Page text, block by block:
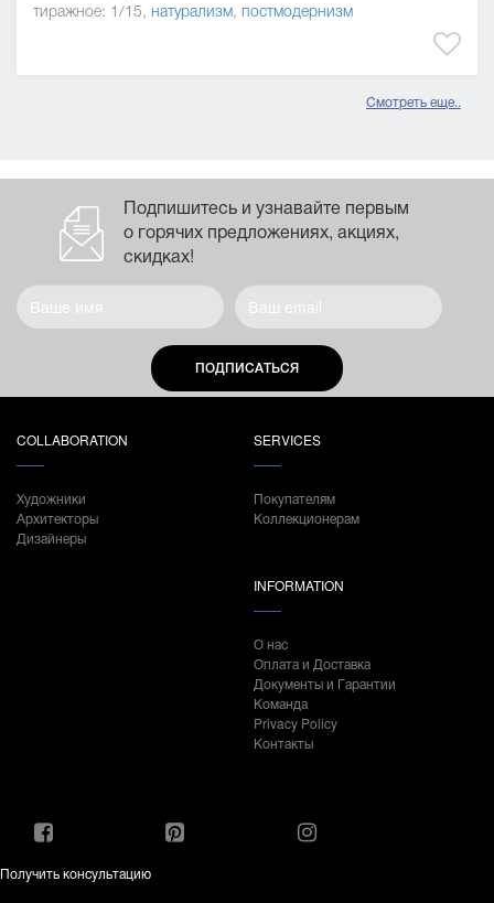
тиражное: 1/15, натурализм, постмодернизм
Смотреть еще..
Подпишитесь и узнавайте первым
о горячих предложениях, акциях,
скидках!
ПОДПИСАТЬСЯ
COLLABORATION
Художники
Архитекторы
Дизайнеры
SERVICES
Покупателям
Коллекционерам
INFORMATION
О нас
Оплата и Доставка
Документы и Гарантии
Команда
Privacy Policy
Контакты
Получить консультацию